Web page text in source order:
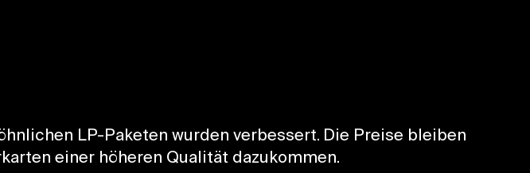
LP-Paketen wurden verbessert. Die Preise bleiben
einer höheren Qualität dazukommen.